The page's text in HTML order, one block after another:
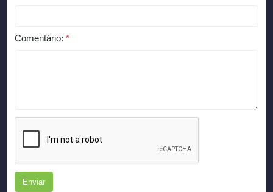
Comentário: *
Enviar